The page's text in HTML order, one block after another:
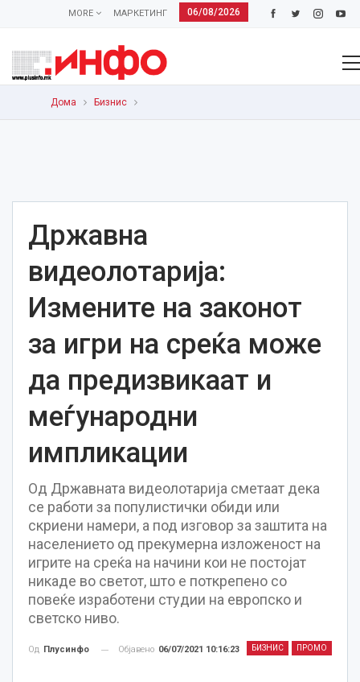
06/08/2026
МАРКЕТИНГ
MORE
Дома Бизнис
Државна
видеолотарија:
Измените на законот
за игри на среќа може
да предизвикаат и
меѓународни
импликации
Од Државната видеолотарија сметаат дека
се работи за популистички обиди или
скриени намери, а под изговор за заштита на
населението од прекумерна изложеност на
игрите на среќа на начини кои не постојат
никаде во светот, што е поткрепено со
повеќе изработени студии на европско и
светско ниво.
БИЗНИС ПРОМО
Од Плусинфо Објавено 06/07/2021 10:16:23